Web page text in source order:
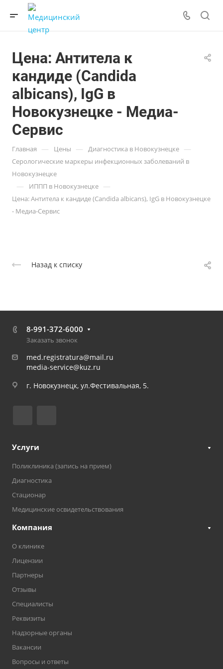
Цена: Антитела к
кандиде (Candida
albicans), IgG в
Новокузнецке - Медиа-
Сервис
Главная — Цены — Диагностика в Новокузнецке —
Серологические маркеры инфекционных заболеваний в
Новокузнецке
— ИППП в Новокузнецке —
Цена: Антитела к кандиде (Candida albicans), IgG в Новокузнецке
- Медиа-Сервис
Назад к списку
8-991-372-6000
Заказать звонок
med.registratura@mail.ru
media-service@kuz.ru
г. Новокузнецк, ул.Фестивальная, 5.
Услуги
Поликлиника (запись на прием)
Диагностика
Стационар
Медицинские освидетельствования
Компания
О клинике
Лицензии
Партнеры
Отзывы
Специалисты
Реквизиты
Надзорные органы
Вакансии
Вопросы и ответы